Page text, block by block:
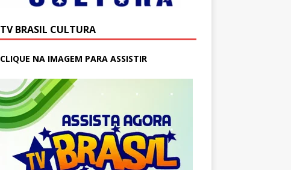
TV BRASIL CULTURA
CLIQUE NA IMAGEM PARA ASSISTIR